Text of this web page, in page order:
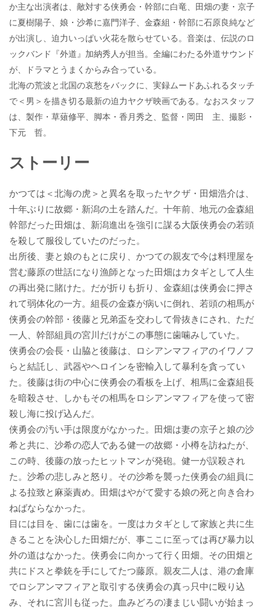
か主な出演者は、敵対する侠勇会・幹部に白竜、田畑の妻・京子
に夏樹陽子、娘・沙希に嘉門洋子、金森組・幹部に石原良純など
が出演し、迫力いっぱい火花を散らせている。音楽は、伝説のロ
ックバンド『外道』加納秀人が担当。全編にわたる外道サウンド
が、ドラマとうまくからみ合っている。
北海の荒波と北国の哀愁をバックに、実録ムードあふれるタッチ
で＜男＞を描き切る最新の迫力ヤクザ映画である。なおスタッフ
は、製作・草薙修平、脚本・香月秀之、監督・岡田 主、撮影・
下元 哲。
ストーリー
かつては＜北海の虎＞と異名を取ったヤクザ・田畑浩介は、
十年ぶりに故郷・新潟の土を踏んだ。十年前、地元の金森組
幹部だった田畑は、新潟進出を強引に謀る大阪侠勇会の若頭
を殺して服役していたのだった。
出所後、妻と娘のもとに戻り、かつての親友で今は料理屋を
営む藤原の世話になり漁師となった田畑はカタギとして人生
の再出発に賭けた。だが折りも折り、金森組は侠勇会に押さ
れて弱体化の一方。組長の金森が病いに倒れ、若頭の相馬が
侠勇会の幹部・後藤と兄弟盃を交わして骨抜きにされ、ただ
一人、幹部組員の宮川だけがこの事態に歯噛みしていた。
侠勇会の会長・山脇と後藤は、ロシアンマフィアのイワノフ
らと結託し、武器やヘロインを密輸入して暴利を貪ってい
た。後藤は街の中心に侠勇会の看板を上げ、相馬に金森組長
を暗殺させ、しかもその相馬をロシアンマフィアを使って密
殺し海に投げ込んだ。
侠勇会の汚い手は限度がなかった。田畑は妻の京子と娘の沙
希と共に、沙希の恋人である健一の故郷・小樽を訪ねたが、
この時、後藤の放ったヒットマンが発砲。健一が誤殺され
た。沙希の悲しみと怒り。その沙希を襲った侠勇会の組員に
よる拉致と麻薬責め。田畑はやがて愛する娘の死と向き合わ
ねばならなかった。
目には目を、歯には歯を。一度はカタギとして家族と共に生
きることを決心した田畑だが、事ここに至っては再び暴力以
外の道はなかった。侠勇会に向かって行く田畑。その田畑と
共にドスと拳銃を手にしてたつ藤原。親友二人は、港の倉庫
でロシアンマフィアと取引する侠勇会の真っ只中に殴り込
み、それに宮川も従った。血みどろの凄まじい闘いが始まっ